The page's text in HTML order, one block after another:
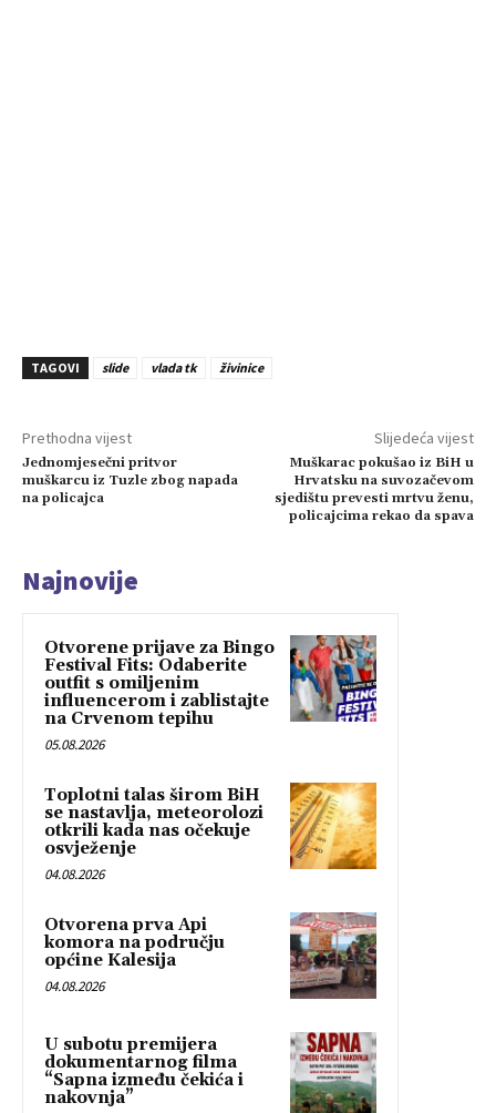
TAGOVI slide vlada tk živinice
Prethodna vijest
Jednomjesečni pritvor
muškarcu iz Tuzle zbog napada
na policajca
Slijedeća vijest
Muškarac pokušao iz BiH u
Hrvatsku na suvozačevom
sjedištu prevesti mrtvu ženu,
policajcima rekao da spava
Najnovije
Otvorene prijave za Bingo
Festival Fits: Odaberite
outfit s omiljenim
influencerom i zablistajte
na Crvenom tepihu
05.08.2026
Toplotni talas širom BiH
se nastavlja, meteorolozi
otkrili kada nas očekuje
osvježenje
04.08.2026
Otvorena prva Api
komora na području
općine Kalesija
04.08.2026
U subotu premijera
dokumentarnog filma
“Sapna između čekića i
nakovnja”